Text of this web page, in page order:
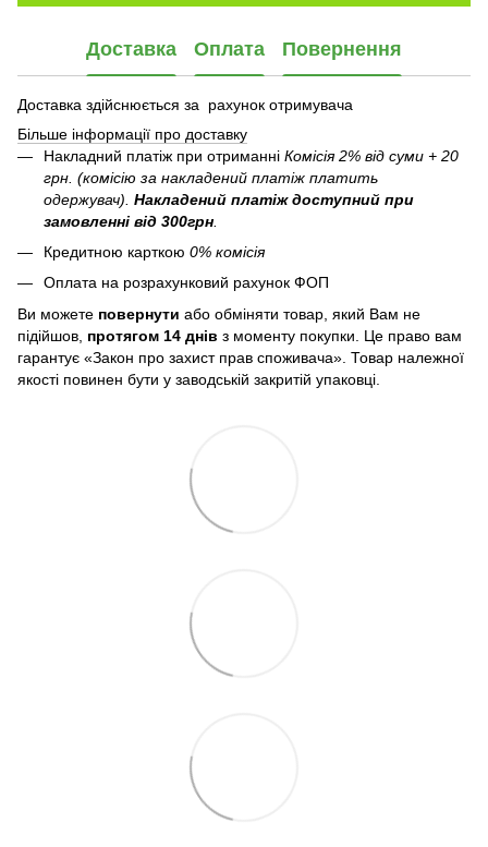
Доставка Оплата Повернення
Доставка здійснюється за рахунок отримувача
Більше інформації про доставку
Накладний платіж при отриманні Комісія 2% від суми + 20
грн. (комісію за накладений платіж платить
одержувач). Накладений платіж доступний при
замовленні від 300грн
Кредитною карткою 0% комісія
Оплата на розрахунковий рахунок ФОП
Ви можете повернути або обміняти товар, який Вам не
підійшов, протягом 14 днів з моменту покупки. Це право вам
гарантує «Закон про захист прав споживача». Товар належної
якості повинен бути у заводській закритій упаковці.